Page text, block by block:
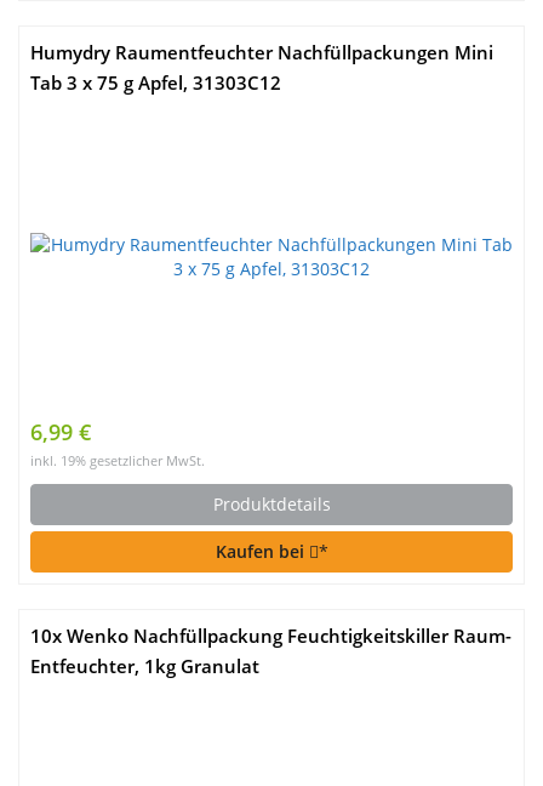
Humydry Raumentfeuchter Nachfüllpackungen Mini
Tab 3 x 75 g Apfel, 31303C12
6,99 €
inkl. 19% gesetzlicher MwSt.
Produktdetails
Kaufen bei *
10x Wenko Nachfüllpackung Feuchtigkeitskiller Raum-
Entfeuchter, 1kg Granulat